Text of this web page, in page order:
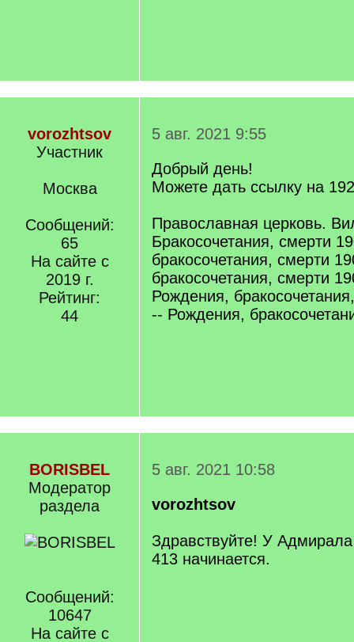
vorozhtsov
Участник
Москва
Сообщений:
65
На сайте с
2019 г.
Рейтинг:
44
5 авг. 2021 9:55
Добрый день!
Можете дать ссылку на
Православная церковь.
Бракосочетания, смерти
бракосочетания, смерти
бракосочетания, смерти
Рождения,
-- Рождения,
BORISBEL
Модератор
раздела
Сообщений:
10647
На сайте с
5 авг. 2021 10:58
vorozhtsov
Здравствуйте! У
413 начинается.